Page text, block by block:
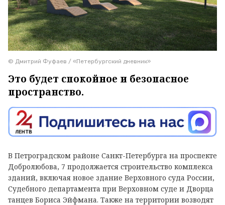
© Дмитрий Фуфаев / «Петербургский дневник»
Это будет спокойное и безопасное
пространство.
В Петроградском районе Санкт-Петербурга на проспекте
Добролюбова, 7 продолжается строительство комплекса
зданий, включая новое здание Верховного суда России,
Судебного департамента при Верховном суде и Дворца
танцев Бориса Эйфмана. Также на территории возводят